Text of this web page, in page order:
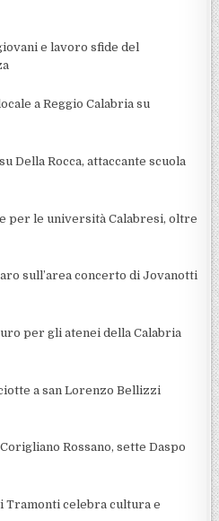
e lavoro sfide del
a Reggio Calabria su
Della Rocca, attaccante scuola
per le università Calabresi, oltre
sull’area concerto di Jovanotti
per gli atenei della Calabria
a san Lorenzo Bellizzi
Rossano, sette Daspo
Tramonti celebra cultura e